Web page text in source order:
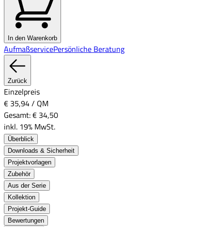
In den Warenkorb
AufmaßservicePersönliche Beratung
Zurück
Einzelpreis
€ 35,94/ QM
Gesamt:€ 34,50
inkl. 19% MwSt.
Überblick
Downloads & Sicherheit
Projektvorlagen
Zubehör
Aus der Serie
Kollektion
Projekt-Guide
Bewertungen